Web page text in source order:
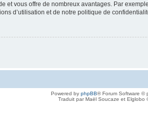
et vous offre de nombreux avantages. Par
d’utilisation et de notre politique de
Powered by phpBB® Forum Software ©
Traduit par Maël Soucaze et Elglobo